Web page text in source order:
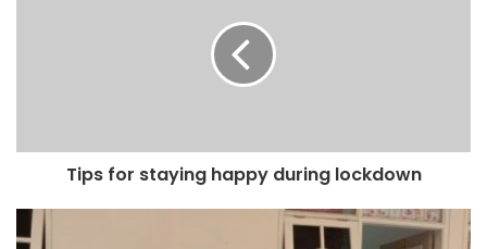
Tips for staying happy during lockdown